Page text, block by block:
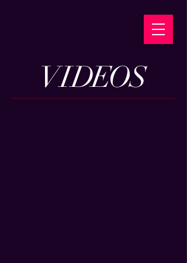
VIDEOS